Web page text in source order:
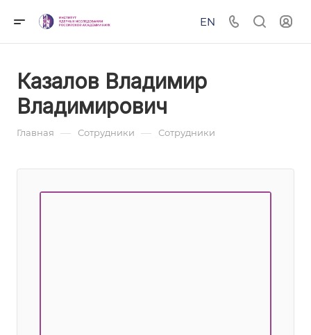
EN
Казалов Владимир
Владимирович
Главная — Сотрудники — Сотрудники